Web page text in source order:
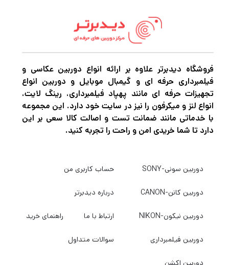
فروشگاه دیدبرتر علاوه بر ارائه انواع دوربین عکاسی و
فیلمبرداری حرفه ای و گیمبال موبایل و دوربین انواع
تجهیزات حرفه ای مانند پهپاد فیلمبرداری، رینگ لایت،
انواع لنز و میکرفون را نیز در سایت خود دارد. این مجموعه
با خدماتی مانند ضمانت تست و اصالت کالا سعی بر این
دارد تا شما خریدی امن و راحت را تجربه کنید.
دوربین سونی-SONY
دوربین کانن-CANON
دوربین نیکون-NIKON
دوربین فیلمبرداری
دوربین اکشن
حساب کاربری من
درباره دیدبرتر
ارتباط با ما راهنمای خرید
سوالات متداول